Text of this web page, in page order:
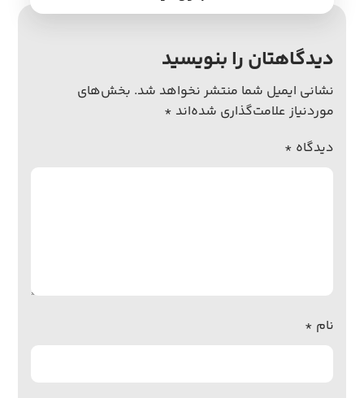
دیدگاهتان را بنویسید
نشانی ایمیل شما منتشر نخواهد شد. بخش‌های
موردنیاز علامت‌گذاری شده‌اند *
دیدگاه *
نام *